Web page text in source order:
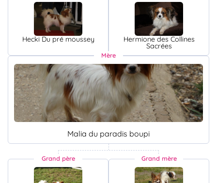
Hecki Du pré moussey Hermione des Collines
Sacrées
Mère
Malia du paradis boupi
Grand père Grand mère